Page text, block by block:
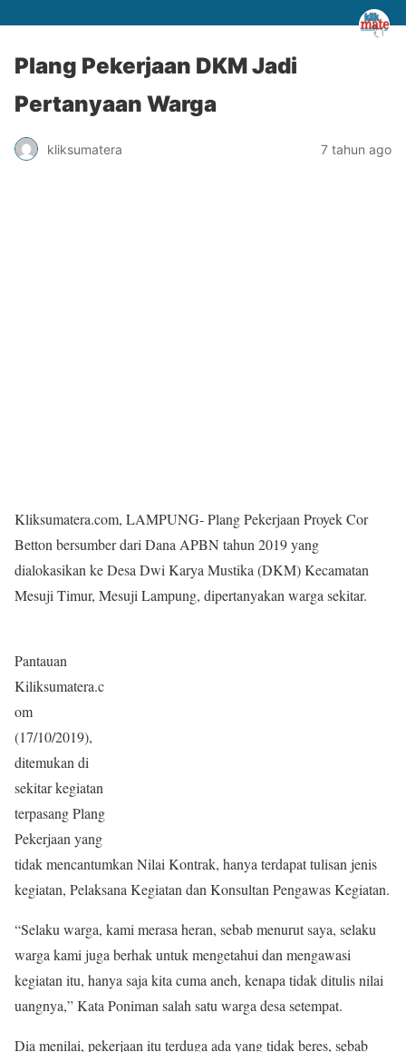
Plang Pekerjaan DKM Jadi
Pertanyaan Warga
kliksumatera 7 tahun ago
Kliksumatera.com, LAMPUNG- Plang Pekerjaan Proyek Cor
Betton bersumber dari Dana APBN tahun 2019 yang
dialokasikan ke Desa Dwi Karya Mustika (DKM) Kecamatan
Mesuji Timur, Mesuji Lampung, dipertanyakan warga sekitar.
Pantauan
Kiliksumatera.c
om
(17/10/2019),
ditemukan di
sekitar kegiatan
terpasang Plang
Pekerjaan yang
tidak mencantumkan Nilai Kontrak, hanya terdapat tulisan jenis
kegiatan, Pelaksana Kegiatan dan Konsultan Pengawas Kegiatan.
“Selaku warga, kami merasa heran, sebab menurut saya, selaku
warga kami juga berhak untuk mengetahui dan mengawasi
kegiatan itu, hanya saja kita cuma aneh, kenapa tidak ditulis nilai
uangnya,” Kata Poniman salah satu warga desa setempat.
Dia menilai, pekerjaan itu terduga ada yang tidak beres, sebab